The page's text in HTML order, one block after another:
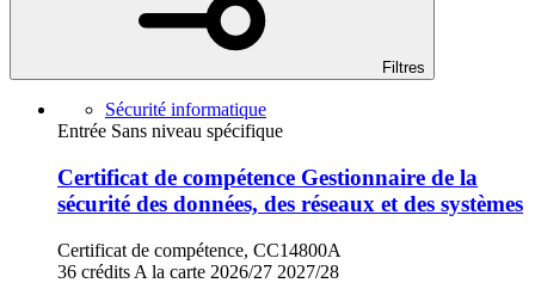
Filtres
Sécurité informatique
Entrée Sans niveau spécifique
Certificat de compétence Gestionnaire de la
sécurité des données, des réseaux et des systèmes
Certificat de compétence, CC14800A
36 crédits A la carte 2026/27 2027/28